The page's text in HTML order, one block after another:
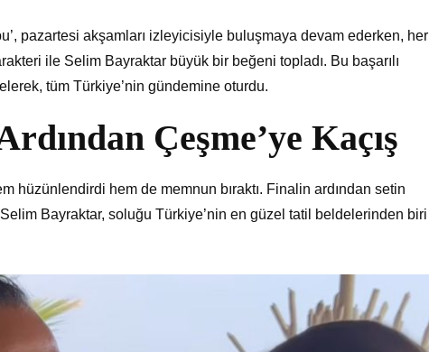
pazartesi akşamları izleyicisiyle buluşmaya devam ederken, her
ile Selim Bayraktar büyük bir beğeni topladı. Bu başarılı
tüm Türkiye’nin gündemine oturdu.
Çeşme’ye Kaçış
hüzünlendirdi hem de memnun bıraktı. Finalin ardından setin
Bayraktar, soluğu Türkiye’nin en güzel tatil beldelerinden biri